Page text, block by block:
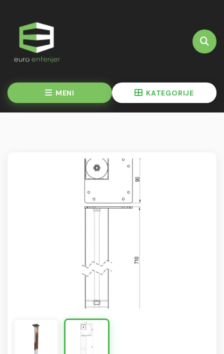
MENI KATEGORIJE